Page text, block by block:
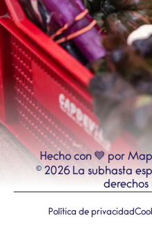
Hecho con 💙 por
© 2026 La subhasta
derechos
Política de privacidad